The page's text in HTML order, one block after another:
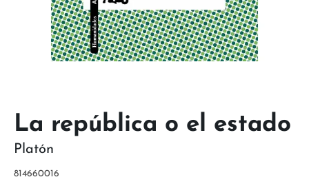
814660016
Platón
La república o el estado